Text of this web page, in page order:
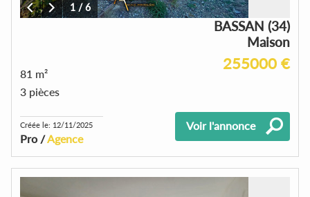
1/6
BASSAN (34)
Maison
255000 €
81 m²
3 pièces
Créée le: 12/11/2025
Pro /Agence
Voir l'annonce